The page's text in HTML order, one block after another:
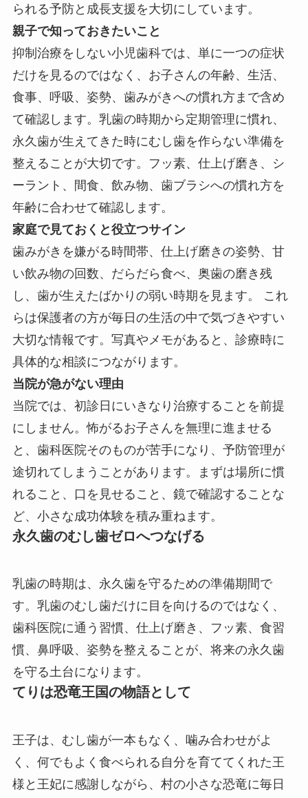
られる予防と成長支援を大切にしています。
親子で知っておきたいこと
抑制治療をしない小児歯科では、単に一つの症状
だけを見るのではなく、お子さんの年齢、生活、
食事、呼吸、姿勢、歯みがきへの慣れ方まで含め
て確認します。乳歯の時期から定期管理に慣れ、
永久歯が生えてきた時にむし歯を作らない準備を
整えることが大切です。フッ素、仕上げ磨き、シ
ーラント、間食、飲み物、歯ブラシへの慣れ方を
年齢に合わせて確認します。
家庭で見ておくと役立つサイン
歯みがきを嫌がる時間帯、仕上げ磨きの姿勢、甘
い飲み物の回数、だらだら食べ、奥歯の磨き残
し、歯が生えたばかりの弱い時期を見ます。 これ
らは保護者の方が毎日の生活の中で気づきやすい
大切な情報です。写真やメモがあると、診療時に
具体的な相談につながります。
当院が急がない理由
当院では、初診日にいきなり治療することを前提
にしません。怖がるお子さんを無理に進ませる
と、歯科医院そのものが苦手になり、予防管理が
途切れてしまうことがあります。まずは場所に慣
れること、口を見せること、鏡で確認することな
ど、小さな成功体験を積み重ねます。
永久歯のむし歯ゼロへつなげる
乳歯の時期は、永久歯を守るための準備期間で
す。乳歯のむし歯だけに目を向けるのではなく、
歯科医院に通う習慣、仕上げ磨き、フッ素、食習
慣、鼻呼吸、姿勢を整えることが、将来の永久歯
を守る土台になります。
てりは恐竜王国の物語として
王子は、むし歯が一本もなく、噛み合わせがよ
く、何でもよく食べられる自分を育ててくれた王
様と王妃に感謝しながら、村の小さな恐竜に毎日